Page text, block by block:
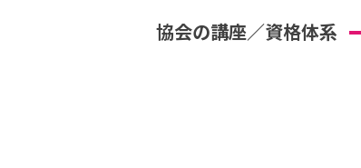
協会の講座／資格体系